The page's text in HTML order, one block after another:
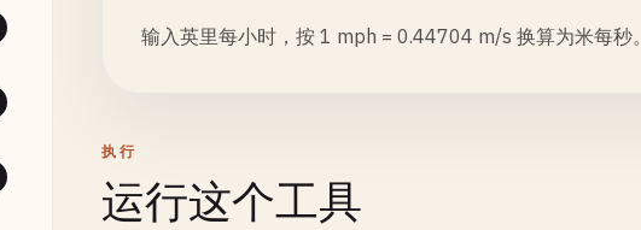
输入英里每小时，按 1 mph = 0.44704 m/s 换算为米每秒。
执行
运行这个工具